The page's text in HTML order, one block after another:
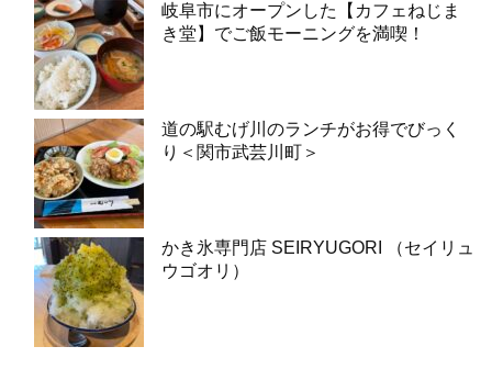
岐阜市にオープンした【カフェねじま
き堂】でご飯モーニングを満喫！
道の駅むげ川のランチがお得でびっく
り＜関市武芸川町＞
かき氷専門店 SEIRYUGORI （セイリュ
ウゴオリ）